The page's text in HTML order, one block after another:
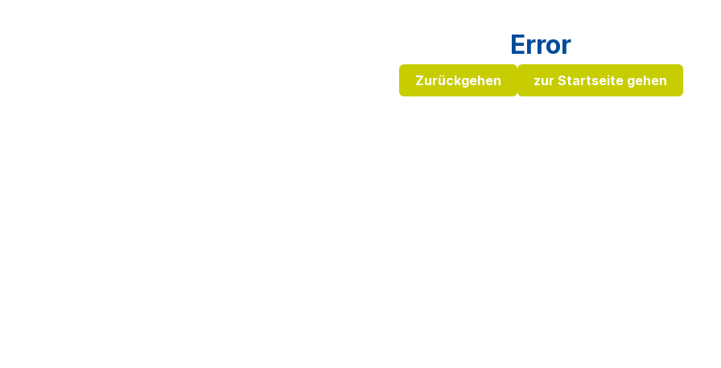
Error
Zurückgehen zur Startseite gehen